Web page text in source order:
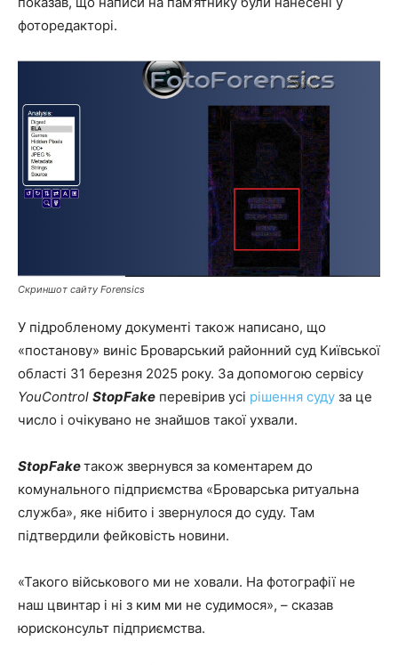
фоторедакторі.
Скриншот сайту Forensics
У підробленому документі також написано, що
«постанову» виніс Броварський районний суд Київської
області 31 березня 2025 року. За допомогою сервісу
YouControl StopFake перевірив усі рішення суду за це
число і очікувано не знайшов такої ухвали.
StopFakeтакож звернувся за коментарем до
комунального підприємства «Броварська ритуальна
служба», яке нібито і звернулося до суду. Там
підтвердили фейковість новини.
«Такого військового ми не ховали. На фотографії не
наш цвинтар і ні з ким ми не судимося», – сказав
юрисконсульт підприємства.